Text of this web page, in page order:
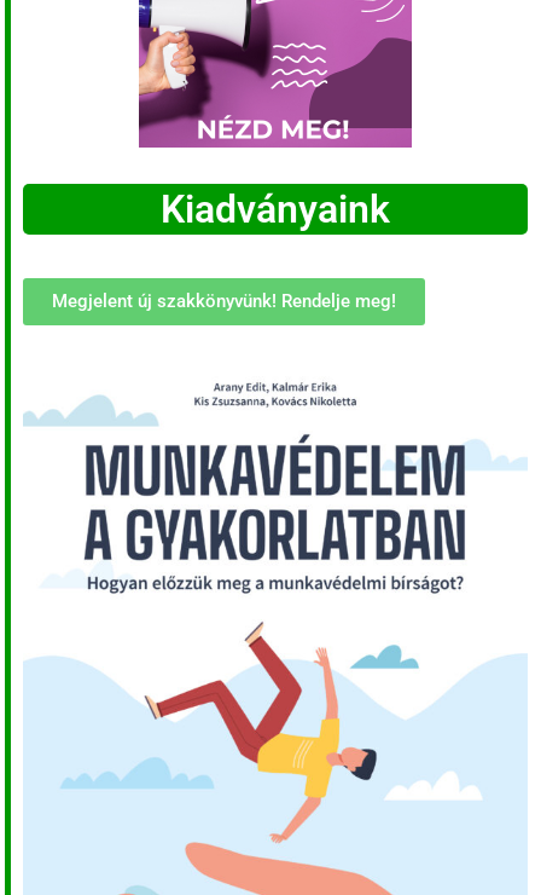
Kiadványaink
Megjelent új szakkönyvünk! Rendelje meg!